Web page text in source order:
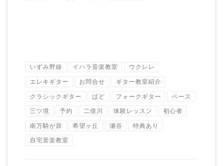
いずみ野線 イハラ音楽教室 ウクレレ
エレキギター お問合せ ギター教室紹介
クラシックギター ぱど フォークギター ベース
三ツ境 予約 二俣川 体験レッスン 初心者
南万騎が原 希望ヶ丘 瀬谷 特典あり
自宅音楽教室